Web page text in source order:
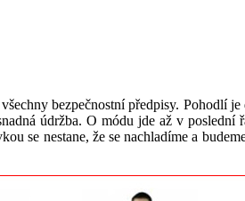
bezpečnostní předpisy. Pohodlí
údržba. O módu jde až v poslední
se nestane, že se nachladíme a